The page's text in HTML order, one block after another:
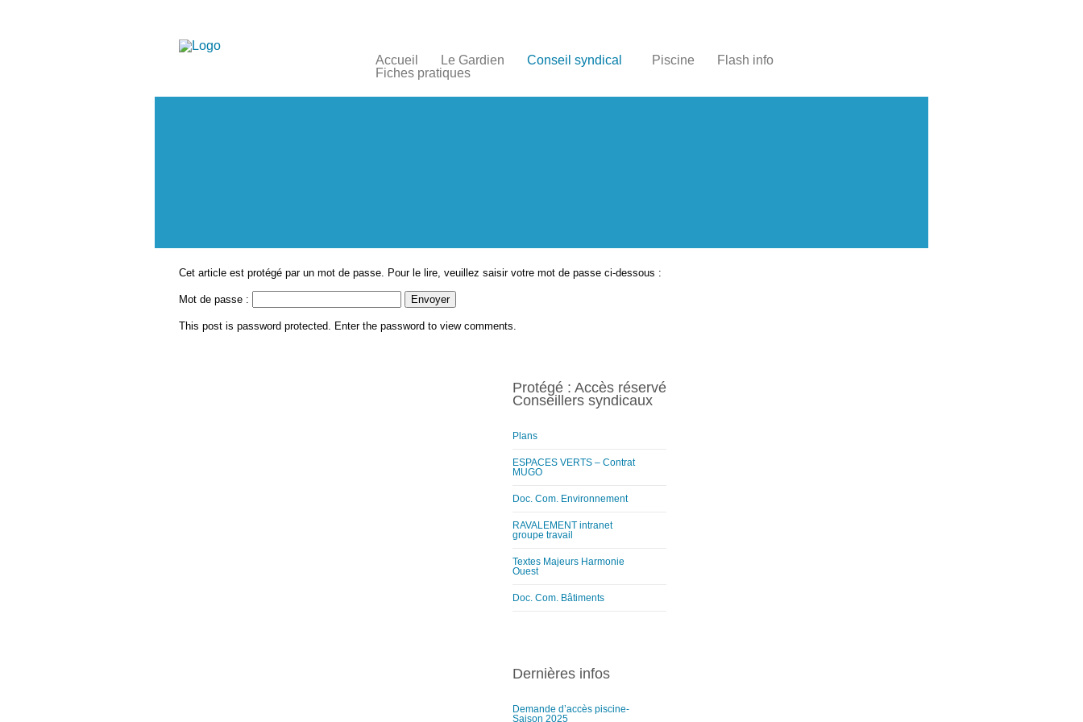
Accueil Le Gardien Conseil syndical Piscine
Flash info
Fiches pratiques
Cet article est protégé par un mot de passe. Pour le lire, veuillez saisir votre mot de passe ci-dessous :
Mot de passe :
This post is password protected. Enter the password to view comments.
Protégé : Accès réservé
Conseillers syndicaux
Plans
ESPACES VERTS – Contrat
MUGO
Doc. Com. Environnement
RAVALEMENT intranet
groupe travail
Textes Majeurs Harmonie
Ouest
Doc. Com. Bâtiments
Dernières infos
Demande d’accès piscine-
Saison 2025